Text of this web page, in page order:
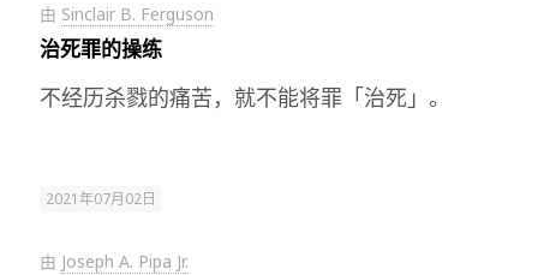
由 Sinclair B. Ferguson
治死罪的操练
不经历杀戮的痛苦，就不能将罪「治死」。
2021年07月02日
由 Joseph A. Pipa Jr.